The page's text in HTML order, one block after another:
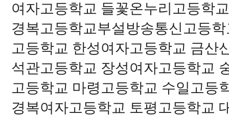
여자고등학교 들꽃온누리고등학
경복고등학교부설방송통신고등
고등학교 한성여자고등학교 금산
석관고등학교 장성여자고등학교
고등학교 마령고등학교 수일고등
경복여자고등학교 토평고등학교